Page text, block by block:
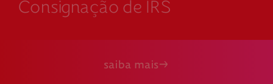
Consignação de IRS
saiba mais